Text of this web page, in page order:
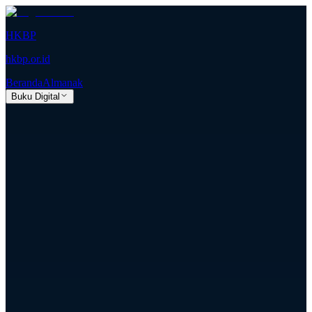
HKBP
hkbp.or.id
BerandaAlmanak
Buku Digital